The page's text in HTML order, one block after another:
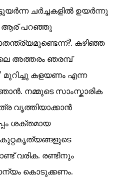
ചര്‍ച്ചകളില്‍ ഉയര്‍ന്നു
ആര് പറഞ്ഞു
കഴിഞ്ഞ
അത്തരം ഞരമ്പ്‌
മുറിച്ചു കളയണം എന്ന
നമ്മുടെ സാംസ്കാരിക
വൃത്തിയാക്കാന്‍
ശക്തമായ
കുറ്റകൃത്യങ്ങളുടെ
വരിക. രണ്ടിനും
കൊടുക്കണം.